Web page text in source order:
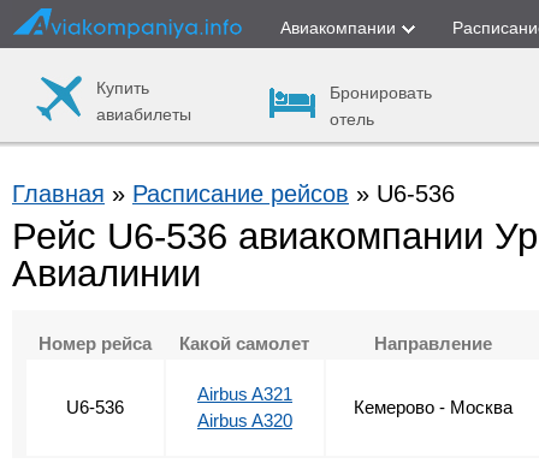
Авиакомпании
Купить
авиабилеты
Бронировать
отель
Главная » Расписание рейсов » U6-536
Рейс U6-536 авиакомпании
Авиалинии
Номер рейса Какой самолет Направление
U6-536
Airbus A321
Airbus A320
Кемерово - Москва